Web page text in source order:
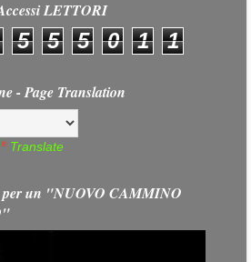
LETTORI
5 5 5 0 1 1
- Page Translation
Translate
per un "NUOVO CAMMINO